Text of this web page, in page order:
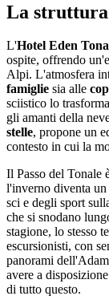
La struttura
L'Hotel Eden
ospite, offrendo
Alpi. L'atmosfera
famiglie sia alle
sciistico lo
gli amanti della
stelle, propone un
contesto in cui la
Il Passo del Tonale
l'inverno diventa
sci e degli sport
che si snodano
stagione, lo stesso
escursionisti, con
panorami
avere a
di tutto questo.